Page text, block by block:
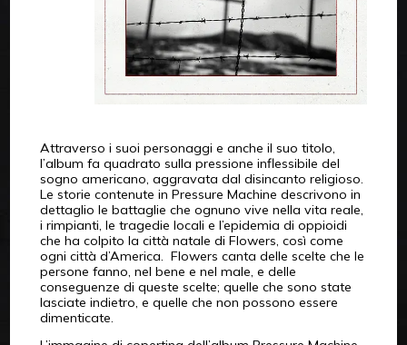
Attraverso i suoi personaggi e anche il suo titolo,
l’album fa quadrato sulla pressione inflessibile del
sogno americano, aggravata dal disincanto religioso.
Le storie contenute in Pressure Machine descrivono in
dettaglio le battaglie che ognuno vive nella vita reale,
i rimpianti, le tragedie locali e l’epidemia di oppioidi
che ha colpito la città natale di Flowers, così come
ogni città d’America. Flowers canta delle scelte che le
persone fanno, nel bene e nel male, e delle
conseguenze di queste scelte; quelle che sono state
lasciate indietro, e quelle che non possono essere
dimenticate.